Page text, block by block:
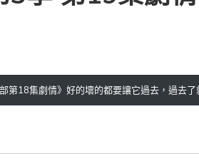
第18集劇情》好的壞的都要讓它過去，過去了